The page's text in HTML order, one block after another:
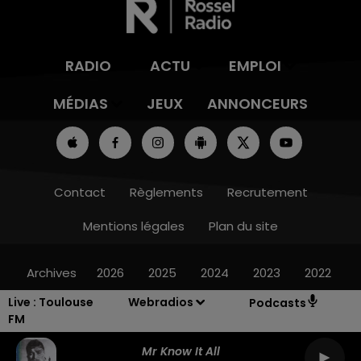
Live : Toulouse
FM
Webradios Podcasts
Mr Know It All
RADIO ACTU
EMPLOI
MÉDIAS
JEUX ANNONCEURS
Contact Règlements
Recrutement
Mentions légales
Plan du site
Archives 2026 2025 2024 2023 2022